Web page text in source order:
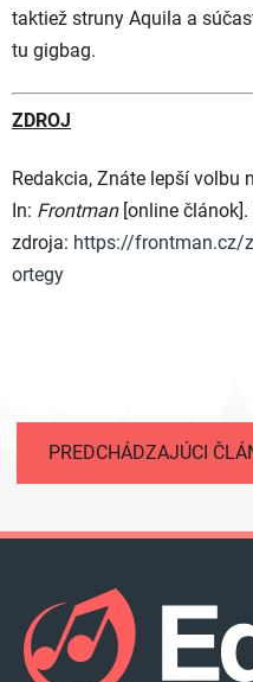
taktiež struny Aquila a
tu gigbag.
ZDROJ
Redakcia, Znáte lepší volbu
In: Frontman [online
zdroja: https://frontman.cz/
ortegy
PREDCHÁDZAJÚCI